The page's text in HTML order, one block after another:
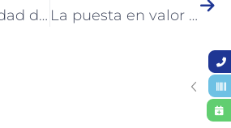
La Municipalidad de Colón y el Centro Cristiano Vida Plena impulsan nuevos talleres de oficios con salida laboral La puesta en valor de Plaza Washington avanza preservando su diseño original y sumando nuevos espacios de encuentro